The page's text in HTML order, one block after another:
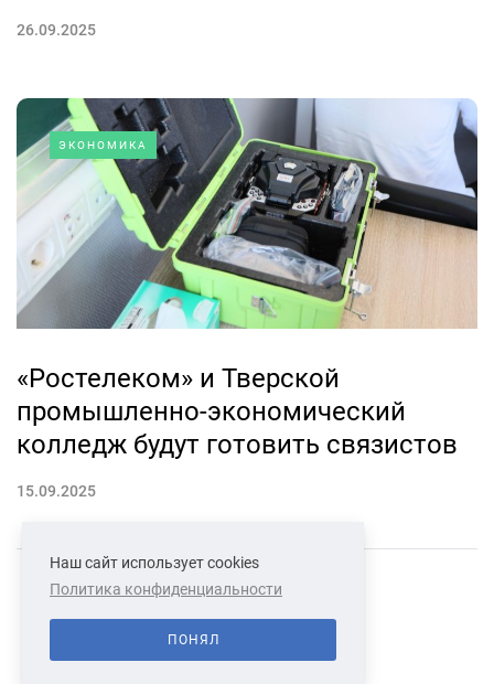
26.09.2025
ЭКОНОМИКА
«Ростелеком» и Тверской
промышленно-экономический
колледж будут готовить связистов
15.09.2025
СВЯЗАТЬСЯ С НАМИ О НАС
Наш сайт использует cookies
Политика конфиденциальности
ПОНЯЛ